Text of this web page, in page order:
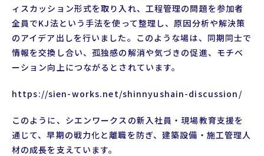
ィスカッション形式を取り入れ、工程管理の問題を参加者
全員でKJ法という手法を使って整理し、原因分析や解決策
のアイデア出しを行いました。このような場は、同期同士で
情報を交換し合い、孤独感の解消や気づきの促進、モチベ
ーション向上につながるとされています。
https://sien-works.net/shinnyushain-discussion/
このように、シエンワークスの新入社員・現場教育支援を
通じて、早期の戦力化と離職を防ぎ、建築設備・施工管理人
材の成長を支えています。